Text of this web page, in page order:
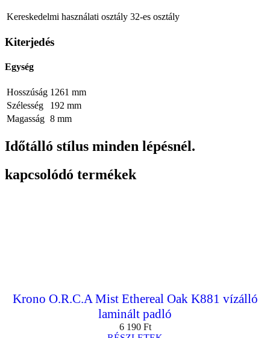
Kereskedelmi használati osztály 32-es osztály
Kiterjedés
Egység
Hosszúság 1261 mm
Szélesség
192 mm
Magasság 8 mm
Időtálló stílus minden lépésnél.
kapcsolódó termékek
Krono O.R.C.A Mist Ethereal Oak K881 vízálló
laminált padló
6 190 Ft